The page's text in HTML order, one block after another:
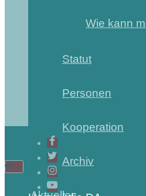
Wie kann
Statut
Personen
Kooperation
Archiv